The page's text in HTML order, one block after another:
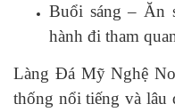
Buổi sáng – Ăn
hành đi tham
Làng Đá Mỹ Nghệ
thống nổi tiếng và lâu